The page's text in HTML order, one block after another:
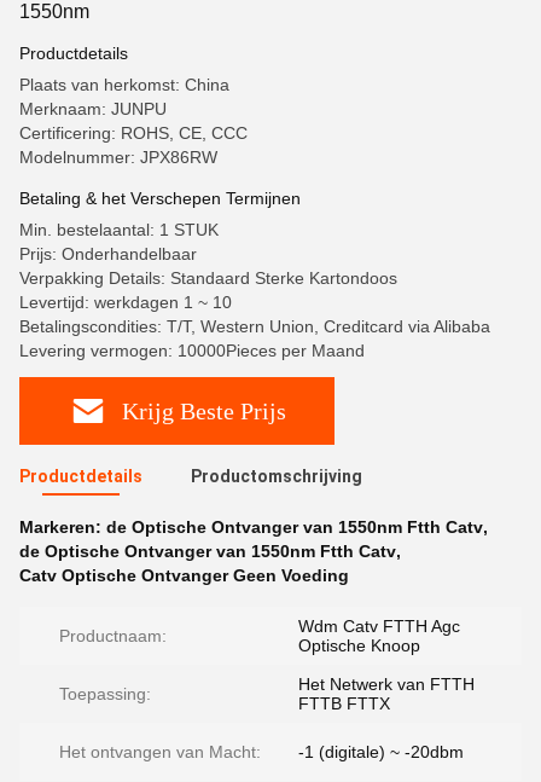
1550nm
Productdetails
Plaats van herkomst: China
Merknaam: JUNPU
Certificering: ROHS, CE, CCC
Modelnummer: JPX86RW
Betaling & het Verschepen Termijnen
Min. bestelaantal: 1 STUK
Prijs: Onderhandelbaar
Verpakking Details: Standaard Sterke Kartondoos
Levertijd: werkdagen 1 ~ 10
Betalingscondities: T/T, Western Union, Creditcard via Alibaba
Levering vermogen: 10000Pieces per Maand
Krijg Beste Prijs
Productdetails Productomschrijving
Markeren: de Optische Ontvanger van 1550nm Ftth Catv,
de Optische Ontvanger van 1550nm Ftth Catv,
Catv Optische Ontvanger Geen Voeding
Productnaam:
Wdm Catv FTTH Agc
Optische Knoop
Toepassing:
Het Netwerk van FTTH
FTTB FTTX
Het ontvangen van Macht: -1 (digitale) ~ -20dbm